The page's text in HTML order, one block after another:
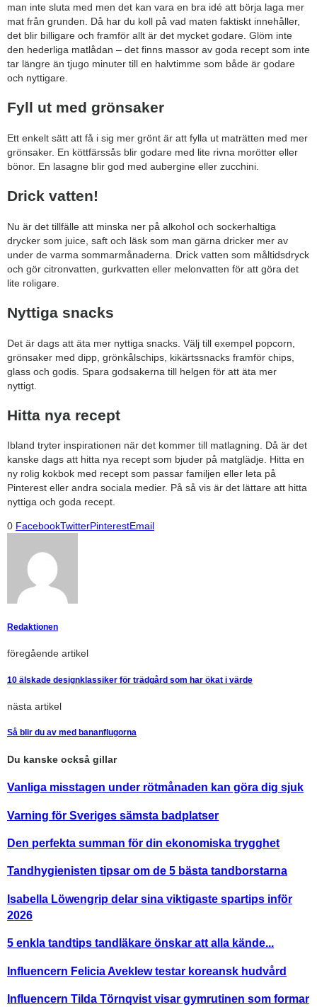
man inte sluta med men det kan vara en bra idé att börja laga mer
mat från grunden. Då har du koll på vad maten faktiskt innehåller,
det blir billigare och framför allt är det mycket godare. Glöm inte
den hederliga matlådan – det finns massor av goda recept som inte
tar längre än tjugo minuter till en halvtimme som både är godare
och nyttigare.
Fyll ut med grönsaker
Ett enkelt sätt att få i sig mer grönt är att fylla ut maträtten med mer
grönsaker. En köttfärssås blir godare med lite rivna morötter eller
bönor. En lasagne blir god med aubergine eller zucchini.
Drick vatten!
Nu är det tillfälle att minska ner på alkohol och sockerhaltiga
drycker som juice, saft och läsk som man gärna dricker mer av
under de varma sommarmånaderna. Drick vatten som måltidsdryck
och gör citronvatten, gurkvatten eller melonvatten för att göra det
lite roligare.
Nyttiga snacks
Det är dags att äta mer nyttiga snacks. Välj till exempel popcorn,
grönsaker med dipp, grönkålschips, kikärtssnacks framför chips,
glass och godis. Spara godsakerna till helgen för att äta mer
nyttigt.
Hitta nya recept
Ibland tryter inspirationen när det kommer till matlagning. Då är det
kanske dags att hitta nya recept som bjuder på matglädje. Hitta en
ny rolig kokbok med recept som passar familjen eller leta på
Pinterest eller andra sociala medier. På så vis är det lättare att hitta
nyttiga och goda recept.
0 FacebookTwitterPinterestEmail
Redaktionen
föregående artikel
10 älskade designklassiker för trädgård som har ökat i värde
nästa artikel
Så blir du av med bananflugorna
Du kanske också gillar
Vanliga misstagen under rötmånaden kan göra dig sjuk
Varning för Sveriges sämsta badplatser
Den perfekta summan för din ekonomiska trygghet
Tandhygienisten tipsar om de 5 bästa tandborstarna
Isabella Löwengrip delar sina viktigaste spartips inför
2026
5 enkla tandtips tandläkare önskar att alla kände...
Influencern Felicia Aveklew testar koreansk hudvård
Influencern Tilda Törnqvist visar gymrutinen som formar